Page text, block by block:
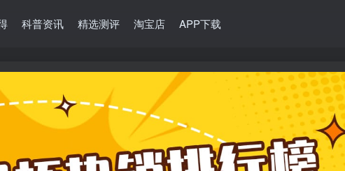
科普资讯 精选测评 淘宝店 APP下载